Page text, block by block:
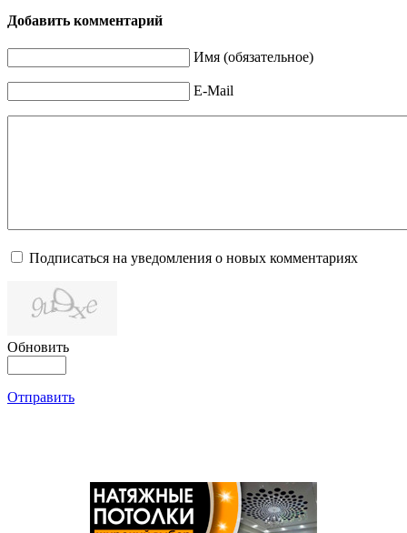
Добавить комментарий
Имя (обязательное)
E-Mail
Подписаться на уведомления о новых комментариях
Обновить
Отправить